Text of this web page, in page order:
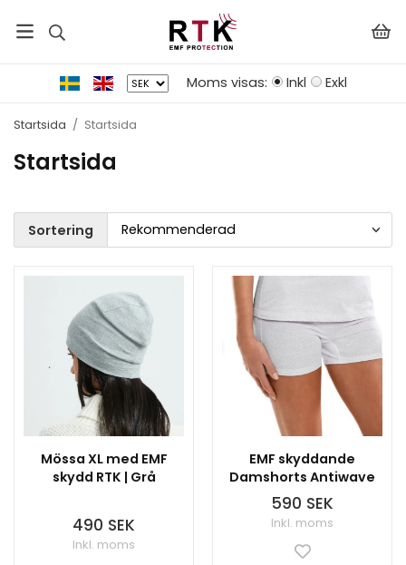
Moms visas: Inkl Exkl
Startsida / Startsida
Startsida
Sortering
Mössa XL med EMF
skydd RTK | Grå
490 SEK
Inkl. moms
EMF skyddande
Damshorts Antiwave
590 SEK
Inkl. moms